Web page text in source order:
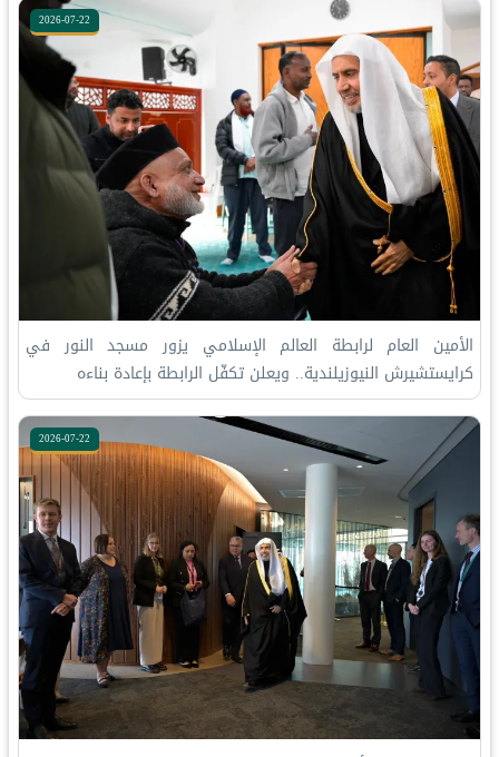
2026-07-22
الأمين العام لرابطة العالم الإسلامي يزور مسجد النور في
كرايستشيرش النيوزيلندية.. ويعلن تكفّل الرابطة بإعادة بناءه
2026-07-22